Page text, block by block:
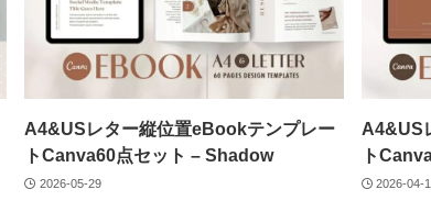
A4&USレター縦位置eBookテンプレー
トCanva60点セット – Shadow
2026-05-29
A4&US
ト
2026-04-